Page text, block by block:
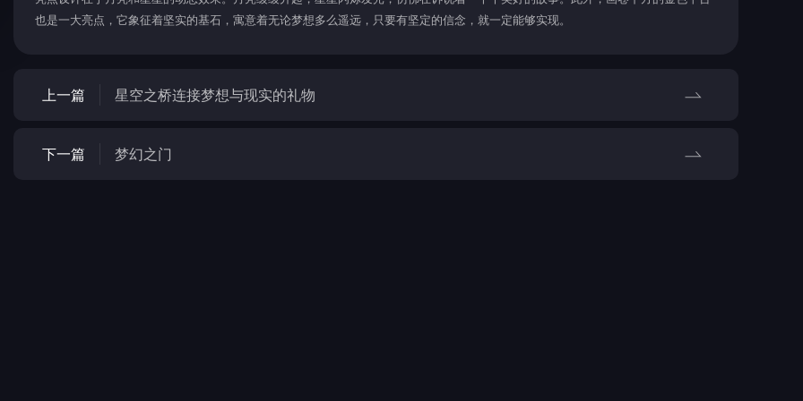
也是一大亮点，它象征着坚实的基石，寓意着无论梦想多么遥远，只要有坚定的信念，就一定能够实现。
上一篇 星空之桥连接梦想与现实的礼物
下一篇 梦幻之门